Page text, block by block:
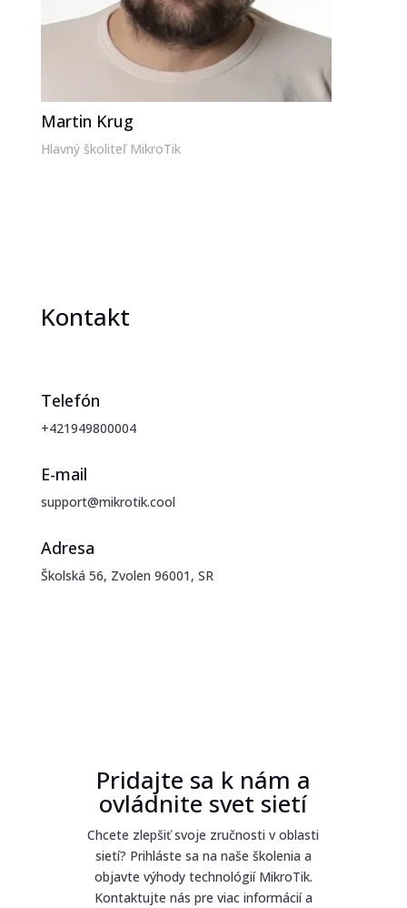
Martin Krug
Hlavný školiteľ MikroTik
Kontakt
Telefón
+421949800004
E-mail
support@mikrotik.cool
Adresa
Školská 56, Zvolen 96001, SR
Pridajte sa k nám a
ovládnite svet sietí
Chcete zlepšiť svoje zručnosti v oblasti
sietí? Prihláste sa na naše školenia a
objavte výhody technológií MikroTik.
Kontaktujte nás pre viac informácií a